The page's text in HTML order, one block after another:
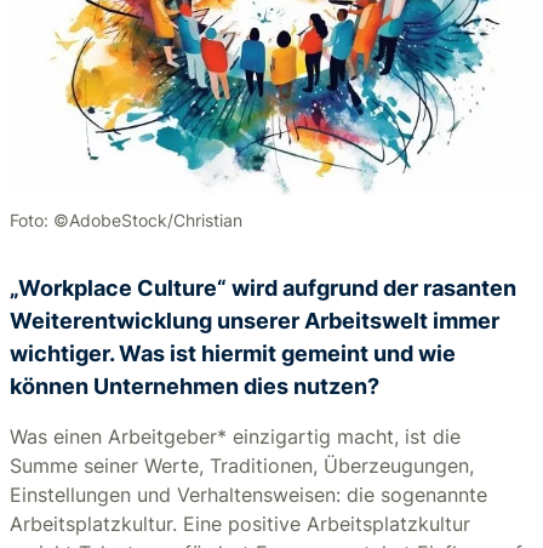
Foto: ©AdobeStock/Christian
„Workplace Culture“ wird aufgrund der rasanten
Weiterentwicklung unserer Arbeitswelt immer
wichtiger. Was ist hiermit gemeint und wie
können Unternehmen dies nutzen?
Was einen Arbeitgeber* einzigartig macht, ist die
Summe seiner Werte, Traditionen, Überzeugungen,
Einstellungen und Verhaltensweisen: die sogenannte
Arbeitsplatzkultur. Eine positive Arbeitsplatzkultur